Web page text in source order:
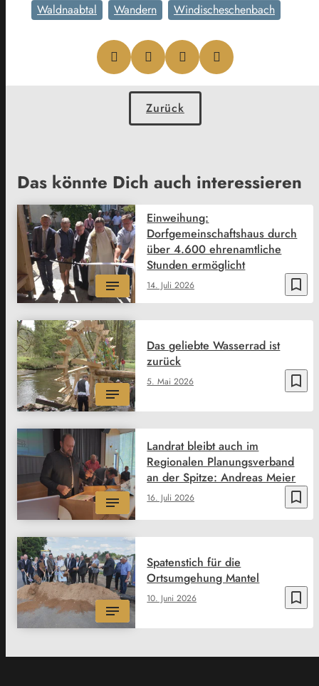
Waldnaabtal
Wandern Windischeschenbach
Zurück
Das könnte Dich auch interessieren
bookmark_border
14. Juli 2026
Einweihung:
Dorfgemeinschaftshaus durch
über 4.600 ehrenamtliche
Stunden ermöglicht
bookmark_border
5. Mai 2026
Das geliebte Wasserrad ist
zurück
bookmark_border
16. Juli 2026
Landrat bleibt auch im
Regionalen Planungsverband
an der Spitze: Andreas Meier
bookmark_border
10. Juni 2026
Spatenstich für die
Ortsumgehung Mantel